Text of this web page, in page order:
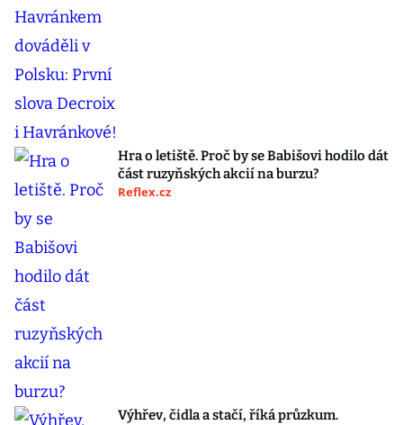
Hra o letiště. Proč by se Babišovi hodilo dát
část ruzyňských akcií na burzu?
Reflex.cz
Výhřev, čidla a stačí, říká průzkum.